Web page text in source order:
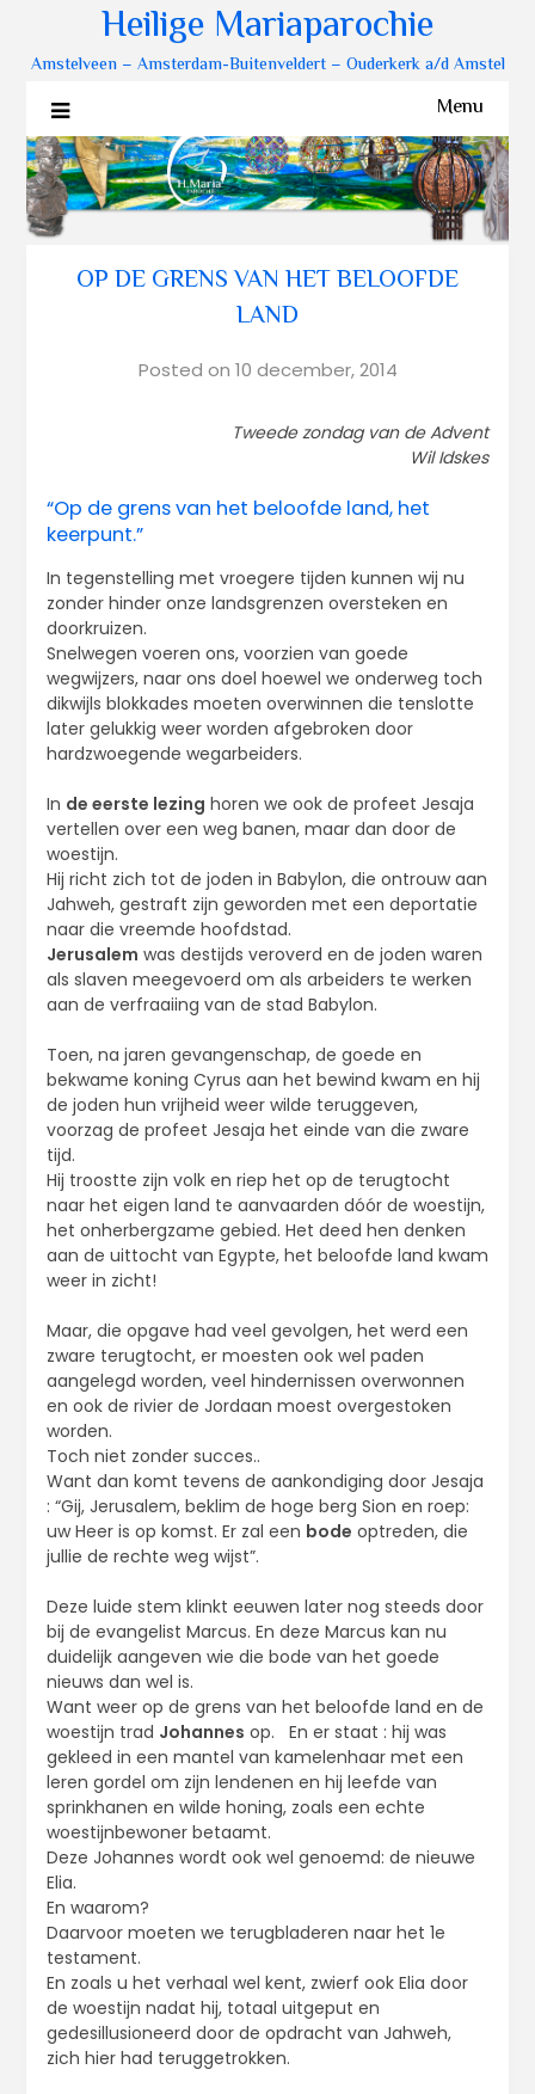
Heilige Mariaparochie
Amstelveen – Amsterdam-Buitenveldert – Ouderkerk a/d Amstel
Menu
OP DE GRENS VAN HET BELOOFDE
LAND
Posted on 10 december, 2014
Tweede zondag van de Advent
Wil Idskes
“Op de grens van het beloofde land, het
keerpunt.”
In tegenstelling met vroegere tijden kunnen wij nu
zonder hinder onze landsgrenzen oversteken en
doorkruizen.
Snelwegen voeren ons, voorzien van goede
wegwijzers, naar ons doel hoewel we onderweg toch
dikwijls blokkades moeten overwinnen die tenslotte
later gelukkig weer worden afgebroken door
hardzwoegende wegarbeiders.
In de eerste lezing horen we ook de profeet Jesaja
vertellen over een weg banen, maar dan door de
woestijn.
Hij richt zich tot de joden in Babylon, die ontrouw aan
Jahweh, gestraft zijn geworden met een deportatie
naar die vreemde hoofdstad.
Jerusalem was destijds veroverd en de joden waren
als slaven meegevoerd om als arbeiders te werken
aan de verfraaiing van de stad Babylon.
Toen, na jaren gevangenschap, de goede en
bekwame koning Cyrus aan het bewind kwam en hij
de joden hun vrijheid weer wilde teruggeven,
voorzag de profeet Jesaja het einde van die zware
tijd.
Hij troostte zijn volk en riep het op de terugtocht
naar het eigen land te aanvaarden dóór de woestijn,
het onherbergzame gebied. Het deed hen denken
aan de uittocht van Egypte, het beloofde land kwam
weer in zicht!
Maar, die opgave had veel gevolgen, het werd een
zware terugtocht, er moesten ook wel paden
aangelegd worden, veel hindernissen overwonnen
en ook de rivier de Jordaan moest overgestoken
worden.
Toch niet zonder succes..
Want dan komt tevens de aankondiging door Jesaja
: “Gij, Jerusalem, beklim de hoge berg Sion en roep:
uw Heer is op komst. Er zal een bode optreden, die
jullie de rechte weg wijst”.
Deze luide stem klinkt eeuwen later nog steeds door
bij de evangelist Marcus. En deze Marcus kan nu
duidelijk aangeven wie die bode van het goede
nieuws dan wel is.
Want weer op de grens van het beloofde land en de
woestijn trad Johannes op. En er staat : hij was
gekleed in een mantel van kamelenhaar met een
leren gordel om zijn lendenen en hij leefde van
sprinkhanen en wilde honing, zoals een echte
woestijnbewoner betaamt.
Deze Johannes wordt ook wel genoemd: de nieuwe
Elia.
En waarom?
Daarvoor moeten we terugbladeren naar het 1e
testament.
En zoals u het verhaal wel kent, zwierf ook Elia door
de woestijn nadat hij, totaal uitgeput en
gedesillusioneerd door de opdracht van Jahweh,
zich hier had teruggetrokken.